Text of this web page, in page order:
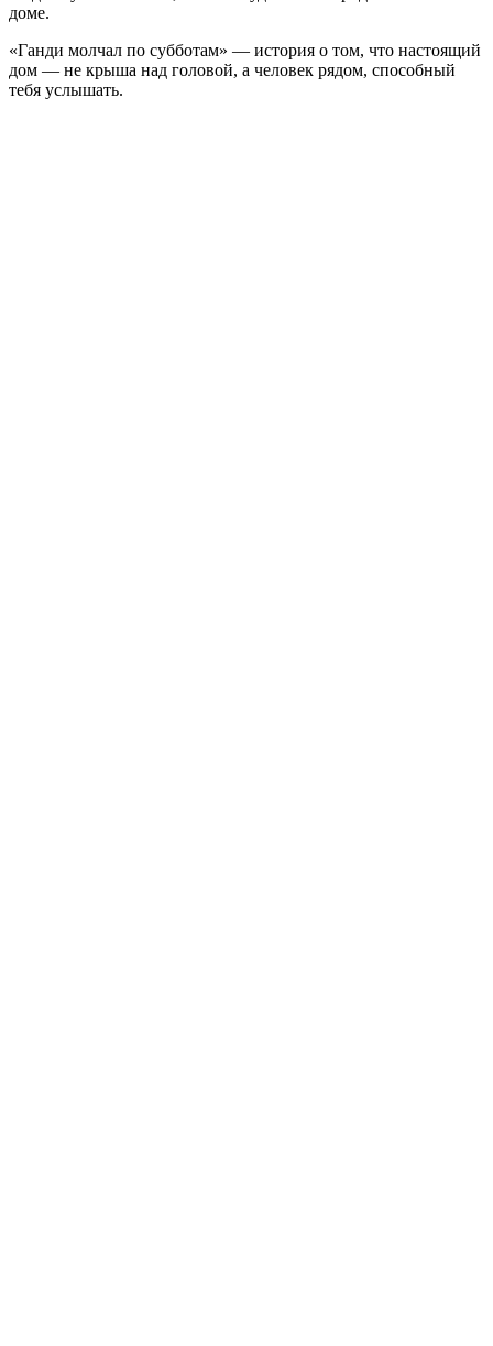
доме.
«Ганди молчал по субботам» — история о том, что настоящий
дом — не крыша над головой, а человек рядом, способный
тебя услышать.